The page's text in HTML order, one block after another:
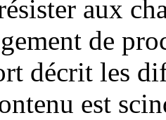
aux
de
décrit les
est